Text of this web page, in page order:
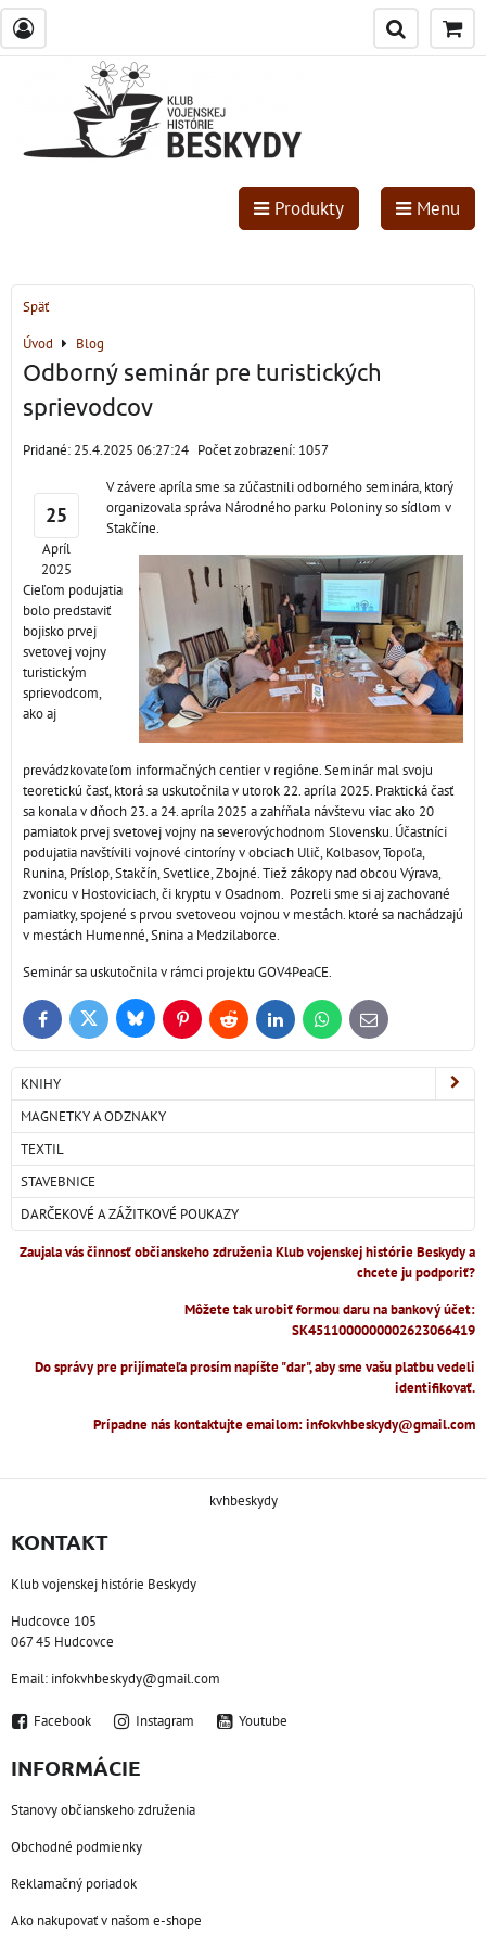
Produkty Menu
Späť
Úvod
Blog
Odborný seminár pre turistických
sprievodcov
Pridané: 25.4.2025 06:27:24 Počet zobrazení: 1057
25
Apríl
2025
V závere apríla sme sa zúčastnili odborného seminára, ktorý
organizovala správa Národného parku Poloniny so sídlom v
Stakčíne.
Cieľom podujatia
bolo predstaviť
bojisko prvej
svetovej vojny
turistickým
sprievodcom,
ako aj
prevádzkovateľom informačných centier v regióne. Seminár mal svoju
teoretickú časť, ktorá sa uskutočnila v utorok 22. apríla 2025. Praktická časť
sa konala v dňoch 23. a 24. apríla 2025 a zahŕňala návštevu viac ako 20
pamiatok prvej svetovej vojny na severovýchodnom Slovensku. Účastníci
podujatia navštívili vojnové cintoríny v obciach Ulič, Kolbasov, Topoľa,
Runina, Príslop, Stakčín, Svetlice, Zbojné. Tiež zákopy nad obcou Výrava,
zvonicu v Hostoviciach, či kryptu v Osadnom. Pozreli sme si aj zachované
pamiatky, spojené s prvou svetoveou vojnou v mestách. ktoré sa nachádzajú
v mestách Humenné, Snina a Medzilaborce.
Seminár sa uskutočnila v rámci projektu GOV4PeaCE.
FacebookTwitter BlueskyPinterestReddit LinkedInWhatsApp
E-
mail
KNIHY
MAGNETKY A ODZNAKY
TEXTIL
STAVEBNICE
DARČEKOVÉ A ZÁŽITKOVÉ POUKAZY
Zaujala vás činnosť občianskeho združenia Klub vojenskej histórie Beskydy a
chcete ju podporiť?
Môžete tak urobiť formou daru na bankový účet:
SK4511000000002623066419
Do správy pre prijímateľa prosím napíšte "dar", aby sme vašu platbu vedeli
identifikovať.
Prípadne nás kontaktujte emailom: infokvhbeskydy@gmail.com
kvhbeskydy
KONTAKT
Klub vojenskej histórie Beskydy
Hudcovce 105
067 45 Hudcovce
Email: infokvhbeskydy@gmail.com
Facebook Instagram Youtube
INFORMÁCIE
Stanovy občianskeho združenia
Obchodné podmienky
Reklamačný poriadok
Ako nakupovať v našom e-shope